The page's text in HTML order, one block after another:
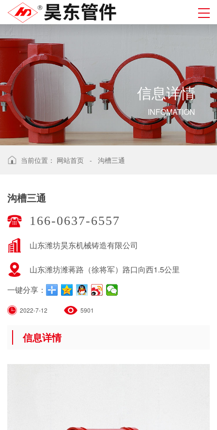
信息详情
INFOMATION
当前位置： 网站首页 - 沟槽三通
沟槽三通
166-0637-6557
山东潍坊昊东机械铸造有限公司
山东潍坊潍蒋路（徐将军）路口向西1.5公里
一键分享：
2022-7-12 5901
信息详情